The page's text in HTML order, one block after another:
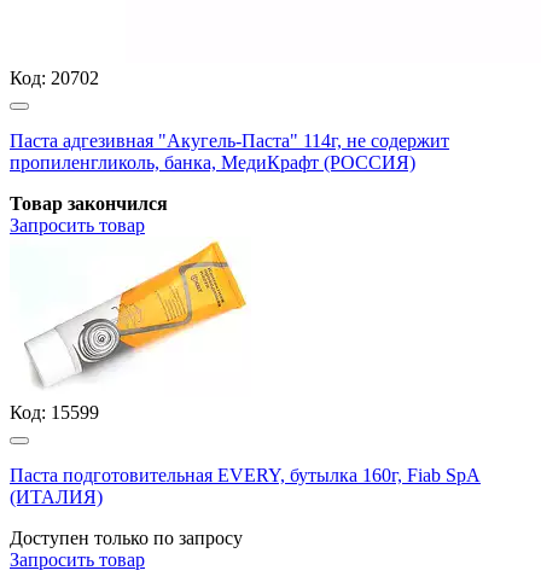
Код: 20702
Паста адгезивная "Акугель-Паста" 114г, не содержит
пропиленгликоль, банка, МедиКрафт (РОССИЯ)
Товар закончился
Запросить товар
Код: 15599
Паста подготовительная EVERY, бутылка 160г, Fiab SpA
(ИТАЛИЯ)
Доступен только по запросу
Запросить товар